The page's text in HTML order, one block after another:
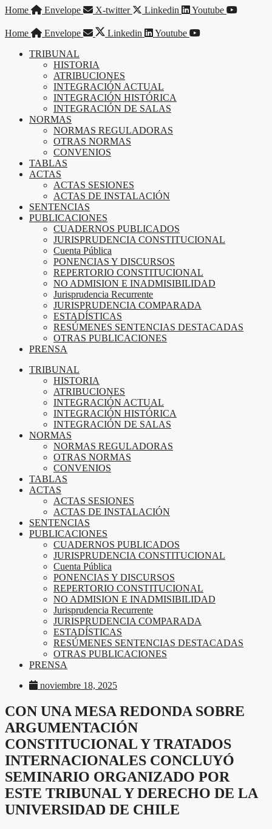
Saltar
contenido
Home Envelope X-twitter Linkedin Youtube
Home Envelope Linkedin
Youtube
TRIBUNAL
HISTORIA
ATRIBUCIONES
INTEGRACIÓN ACTUAL
INTEGRACIÓN HISTÓRICA
INTEGRACIÓN DE SALAS
NORMAS
NORMAS REGULADORAS
OTRAS NORMAS
CONVENIOS
TABLAS
ACTAS
ACTAS SESIONES
ACTAS DE INSTALACIÓN
SENTENCIAS
PUBLICACIONES
CUADERNOS PUBLICADOS
JURISPRUDENCIA CONSTITUCIONAL
Cuenta Pública
PONENCIAS Y DISCURSOS
REPERTORIO CONSTITUCIONAL
NO ADMISION E INADMISIBILIDAD
Jurisprudencia Recurrente
JURISPRUDENCIA COMPARADA
ESTADÍSTICAS
RESÚMENES SENTENCIAS DESTACADAS
OTRAS PUBLICACIONES
PRENSA
TRIBUNAL
HISTORIA
ATRIBUCIONES
INTEGRACIÓN ACTUAL
INTEGRACIÓN HISTÓRICA
INTEGRACIÓN DE SALAS
NORMAS
NORMAS REGULADORAS
OTRAS NORMAS
CONVENIOS
TABLAS
ACTAS
ACTAS SESIONES
ACTAS DE INSTALACIÓN
SENTENCIAS
PUBLICACIONES
CUADERNOS PUBLICADOS
JURISPRUDENCIA CONSTITUCIONAL
Cuenta Pública
PONENCIAS Y DISCURSOS
REPERTORIO CONSTITUCIONAL
NO ADMISION E INADMISIBILIDAD
Jurisprudencia Recurrente
JURISPRUDENCIA COMPARADA
ESTADÍSTICAS
RESÚMENES SENTENCIAS DESTACADAS
OTRAS PUBLICACIONES
PRENSA
noviembre 18, 2025
CON UNA MESA REDONDA SOBRE
ARGUMENTACIÓN
CONSTITUCIONAL Y TRATADOS
INTERNACIONALES CONCLUYÓ
SEMINARIO ORGANIZADO POR
ESTE TRIBUNAL Y DERECHO DE LA
UNIVERSIDAD DE CHILE